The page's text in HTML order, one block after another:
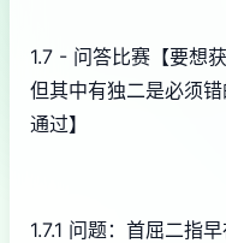
1.7 - 问答比赛【要想
但其中有独二是必须
通过】
1.7.1 问题：首屈二指